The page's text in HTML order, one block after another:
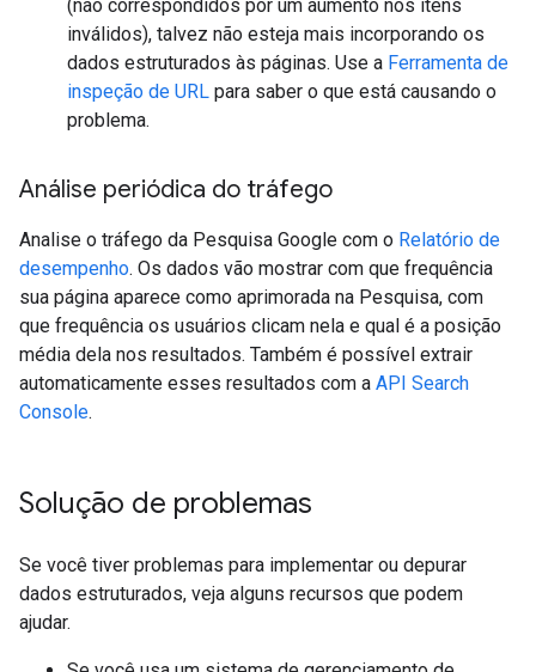
(não correspondidos por um aumento nos itens
inválidos), talvez não esteja mais incorporando os
dados estruturados às páginas. Use a Ferramenta de
inspeção de URL para saber o que está causando o
problema.
Análise periódica do tráfego
Analise o tráfego da Pesquisa Google com o Relatório de
desempenho. Os dados vão mostrar com que frequência
sua página aparece como aprimorada na Pesquisa, com
que frequência os usuários clicam nela e qual é a posição
média dela nos resultados. Também é possível extrair
automaticamente esses resultados com a API Search
Console.
Solução de problemas
Se você tiver problemas para implementar ou depurar
dados estruturados, veja alguns recursos que podem
ajudar.